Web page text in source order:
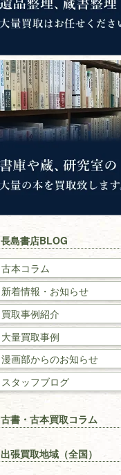
哲学書・思想書
心理学・倫理学
仏教書
神道・神社仏閣
イスラム教
キリスト教
戦記・戦史
国文学・国語学
理工書
数学書・物理学書
建築書
漢方・鍼灸・東洋医学
易学・占い
長島書店BLOG
古本コラム
新着情報・お知らせ
買取事例紹介
大量買取事例
漫画部からのお知らせ
スタッフブログ
古書・古本買取コラム
【出張買取】古本の大量買取
りOK！効率的に売る方法
出張買取地域（全国）